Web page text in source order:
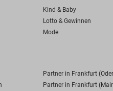
Kind & Baby
Lotto & Gewinnen
Mode
Partner in Frankfurt
Partner in Frankfurt